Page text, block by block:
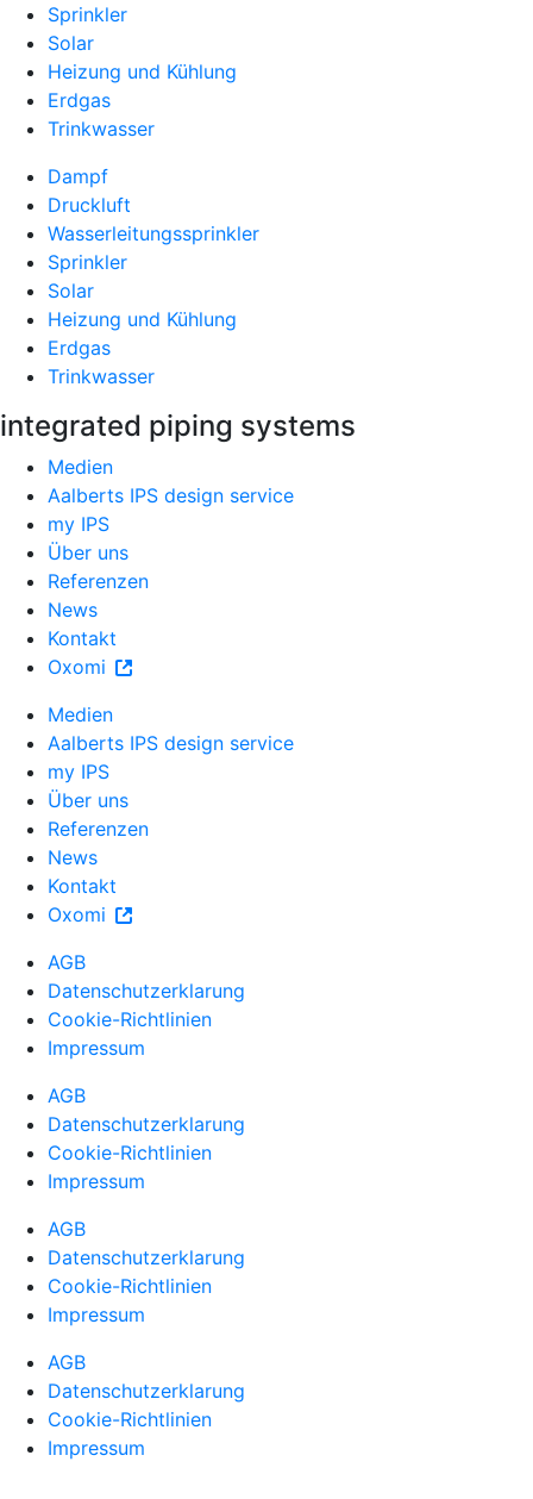
Sprinkler
Solar
Heizung und Kühlung
Erdgas
Trinkwasser
Dampf
Druckluft
Wasserleitungssprinkler
Sprinkler
Solar
Heizung und Kühlung
Erdgas
Trinkwasser
integrated piping systems
Medien
Aalberts IPS design service
my IPS
Über uns
Referenzen
News
Kontakt
Oxomi
Medien
Aalberts IPS design service
my IPS
Über uns
Referenzen
News
Kontakt
Oxomi
AGB
Datenschutzerklarung
Cookie-Richtlinien
Impressum
AGB
Datenschutzerklarung
Cookie-Richtlinien
Impressum
AGB
Datenschutzerklarung
Cookie-Richtlinien
Impressum
AGB
Datenschutzerklarung
Cookie-Richtlinien
Impressum